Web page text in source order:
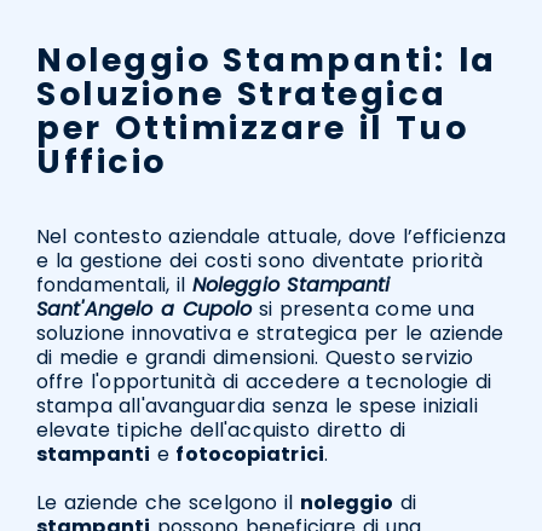
Noleggio Stampanti: la
Soluzione Strategica
per Ottimizzare il Tuo
Ufficio
Nel contesto aziendale attuale, dove l’efficienza
e la gestione dei costi sono diventate priorità
fondamentali, il Noleggio Stampanti
Sant'Angelo a Cupolosi presenta come una
soluzione innovativa e strategica per le aziende
di medie e grandi dimensioni. Questo servizio
offre l'opportunità di accedere a tecnologie di
stampa all'avanguardia senza le spese iniziali
elevate tipiche dell'acquisto diretto di
stampanti e fotocopiatrici.
Le aziende che scelgono il noleggio di